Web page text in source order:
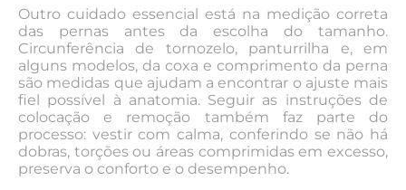
Outro cuidado essencial está na medição correta
das pernas antes da escolha do tamanho.
Circunferência de tornozelo, panturrilha e, em
alguns modelos, da coxa e comprimento da perna
são medidas que ajudam a encontrar o ajuste mais
fiel possível à anatomia. Seguir as instruções de
colocação e remoção também faz parte do
processo: vestir com calma, conferindo se não há
dobras, torções ou áreas comprimidas em excesso,
preserva o conforto e o desempenho.